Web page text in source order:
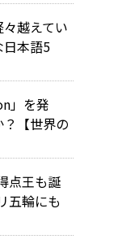
越えてい
日本語5
」を発
【世界の
点王も誕
五輪にも